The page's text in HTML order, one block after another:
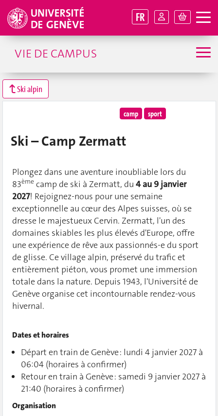
FR
VIE DE CAMPUS
Ski alpin
camp sport
Ski – Camp Zermatt
Plongez dans une aventure inoubliable lors du
83ème camp de ski à Zermatt, du 4 au 9 janvier
2027! Rejoignez-nous pour une semaine
exceptionnelle au cœur des Alpes suisses, où se
dresse le majestueux Cervin. Zermatt, l'un des
domaines skiables les plus élevés d'Europe, offre
une expérience de rêve aux passionnés-e du sport
de glisse. Ce village alpin, préservé du trafic et
entièrement piéton, vous promet une immersion
totale dans la nature. Depuis 1943, l'Université de
Genève organise cet incontournable rendez-vous
hivernal.
Dates et horaires
Départ en train de Genève : lundi 4 janvier 2027 à
06:04 (horaires à confirmer)
Retour en train à Genève : samedi 9 janvier 2027 à
21:40 (horaires à confirmer)
Organisation